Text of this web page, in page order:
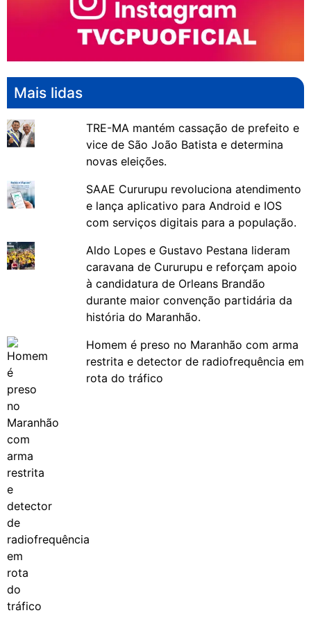
Mais lidas
TRE-MA mantém cassação de prefeito e
vice de São João Batista e determina
novas eleições.
SAAE Cururupu revoluciona atendimento
e lança aplicativo para Android e IOS
com serviços digitais para a população.
Aldo Lopes e Gustavo Pestana lideram
caravana de Cururupu e reforçam apoio
à candidatura de Orleans Brandão
durante maior convenção partidária da
história do Maranhão.
Homem é preso no Maranhão com arma
restrita e detector de radiofrequência em
rota do tráfico